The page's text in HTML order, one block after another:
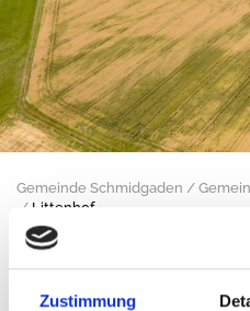
Zustimmung
Gemeinde Schmidgaden
Littenhof
Littenhof, 511m ü. NN